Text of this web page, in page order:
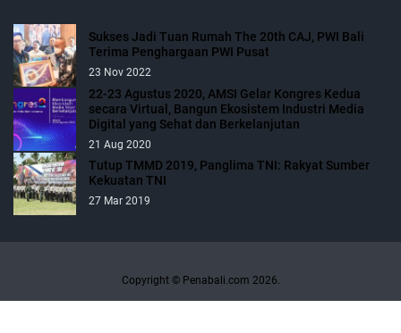
Sukses Jadi Tuan Rumah The 20th CAJ, PWI Bali
Terima Penghargaan PWI Pusat
23 Nov 2022
22-23 Agustus 2020, AMSI Gelar Kongres Kedua
secara Virtual, Bangun Ekosistem Industri Media
Digital yang Sehat dan Berkelanjutan
21 Aug 2020
Tutup TMMD 2019, Panglima TNI: Rakyat Sumber
Kekuatan TNI
27 Mar 2019
Copyright © Penabali.com 2026.